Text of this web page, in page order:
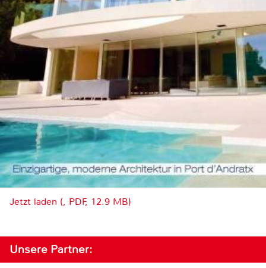
Jetzt laden (, PDF, 12.9 MB)
Unsere Partner: